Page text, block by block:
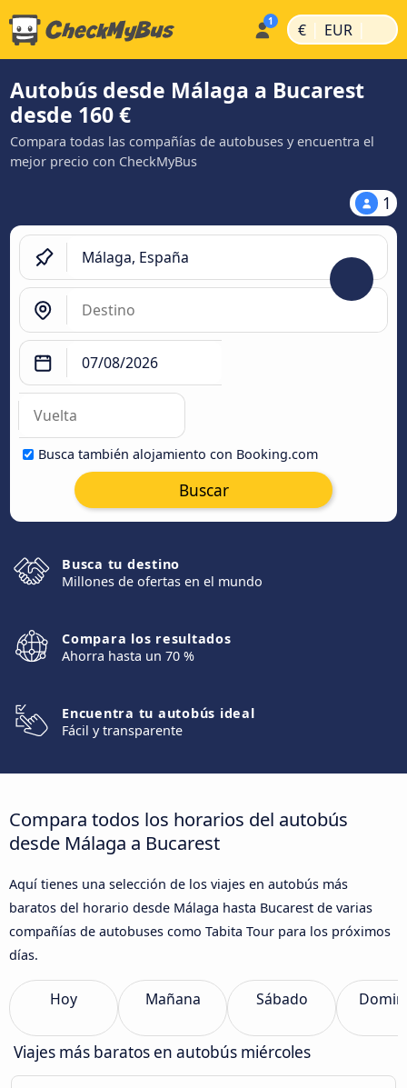
€ | EUR |
Autobús desde Málaga a Bucarest
desde 160 €
Compara todas las compañías de autobuses y encuentra el
mejor precio con CheckMyBus
1
Busca también alojamiento con Booking.com
Buscar
Busca tu destino
Millones de ofertas en el mundo
Compara los resultados
Ahorra hasta un 70 %
Encuentra tu autobús ideal
Fácil y transparente
Compara todos los horarios del autobús
desde Málaga a Bucarest
Aquí tienes una selección de los viajes en autobús más
baratos del horario desde Málaga hasta Bucarest de varias
compañías de autobuses como Tabita Tour para los próximos
días.
Hoy Mañana Sábado
Viajes más baratos en autobús miércoles